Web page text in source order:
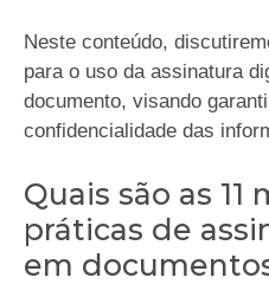
Neste conteúdo,
para o uso da assinatura
documento, visando
confidencialidade das
Quais são as 11
práticas de
em